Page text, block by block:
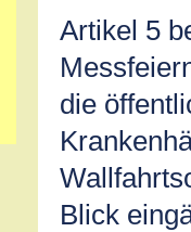
Artikel 5
die
Blick